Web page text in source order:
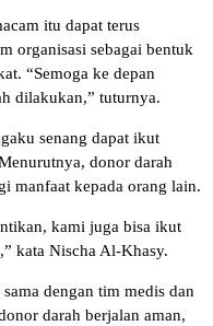
itu dapat terus
organisasi sebagai bentuk
“Semoga ke depan
dilakukan,” tuturnya.
senang dapat ikut
donor darah
manfaat kepada orang lain.
kami juga bisa ikut
kata Nischa Al-Khasy.
dengan tim medis dan
darah berjalan aman,